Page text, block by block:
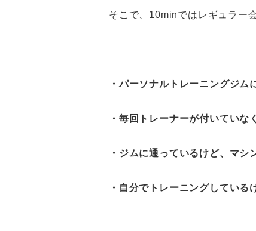
そこで、10minではレギュラー
・パーソナルトレーニングジ
・毎回トレーナーが付いてい
・ジムに通っているけど、マシ
・自分でトレーニングしてい